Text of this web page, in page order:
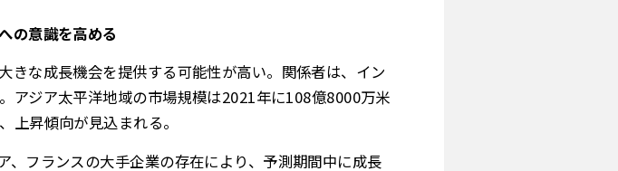
の意識を高める
きな成長機会を提供する可能性が高い。関係者は、イン
アジア太平洋地域の市場規模は2021年に108億8000万米
上昇傾向が見込まれる。
フランスの大手企業の存在により、予測期間中に成長